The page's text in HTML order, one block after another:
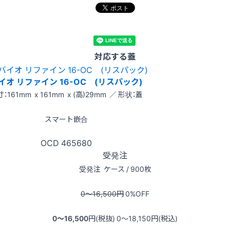
対応する蓋
オ リファイン 16-OC (リスパック)
：161mm x 161mm x (高)29mm ／ 形状：蓋
スマート嵌合
OCD 465680
受発注
受発注 ケース / 900枚
0〜16,500円0%OFF
0〜16,500円(税抜) 0〜18,150円(税込)